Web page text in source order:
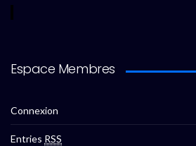
Espace Membres
Connexion
Entries RSS